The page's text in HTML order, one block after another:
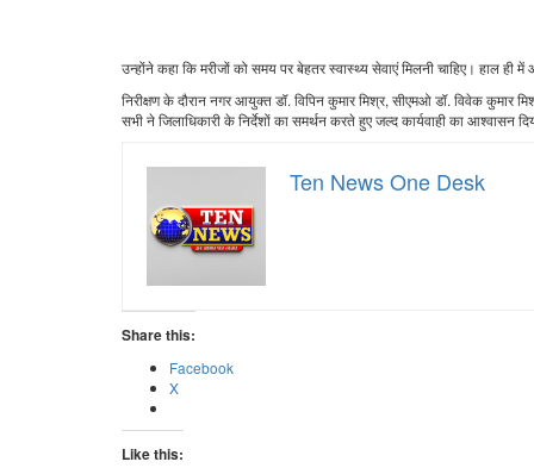
उन्होंने कहा कि मरीजों को समय पर बेहतर स्वास्थ्य सेवाएं मिलनी चाहिए। हाल
निरीक्षण के दौरान नगर आयुक्त डॉ. विपिन कुमार मिश्र, सीएमओ डॉ. विवेक कुमार
सभी ने जिलाधिकारी के निर्देशों का समर्थन करते हुए जल्द कार्यवाही का आश्वासन
Ten News One Desk
Share this:
Facebook
X
Like this: